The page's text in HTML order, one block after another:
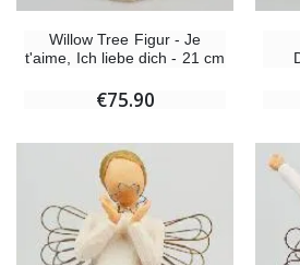
Willow Tree Figur - Je
t'aime, Ich liebe dich - 21 cm
€75.90